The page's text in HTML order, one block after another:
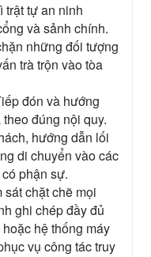
trật tự an ninh
và sảnh chính.
những đối tượng
trà trộn vào tòa
đón và hướng
đúng nội quy.
hướng dẫn lối
di chuyển vào các
phận sự.
chặt chẽ mọi
ghi chép đầy đủ
hệ thống máy
vụ công tác truy